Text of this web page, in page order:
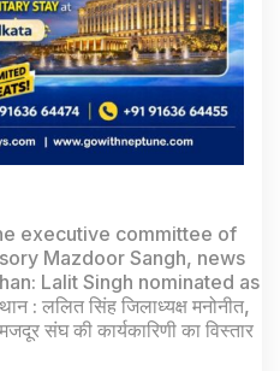
executive committee of
Mazdoor Sangh, news
Lalit Singh nominated as
: ललित सिंह जिलाध्यक्ष मनोनीत,
संघ की कार्यकारिणी का विस्तार